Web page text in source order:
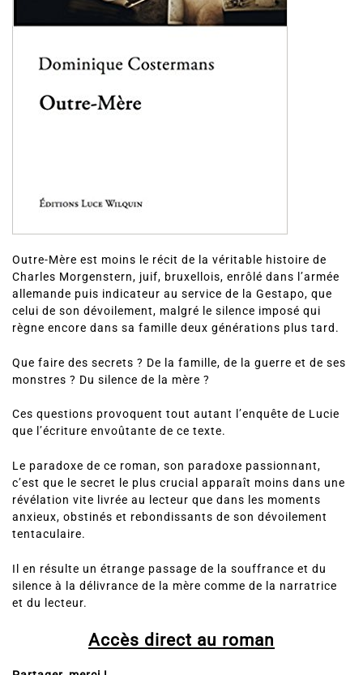
Outre-Mère est moins le récit de la véritable histoire de
Charles Morgenstern, juif, bruxellois, enrôlé dans l’armée
allemande puis indicateur au service de la Gestapo, que
celui de son dévoilement, malgré le silence imposé qui
règne encore dans sa famille deux générations plus tard.
Que faire des secrets ? De la famille, de la guerre et de ses
monstres ? Du silence de la mère ?
Ces questions provoquent tout autant l’enquête de Lucie
que l’écriture envoûtante de ce texte.
Le paradoxe de ce roman, son paradoxe passionnant,
c’est que le secret le plus crucial apparaît moins dans une
révélation vite livrée au lecteur que dans les moments
anxieux, obstinés et rebondissants de son dévoilement
tentaculaire.
Il en résulte un étrange passage de la souffrance et du
silence à la délivrance de la mère comme de la narratrice
et du lecteur.
Accès direct au roman